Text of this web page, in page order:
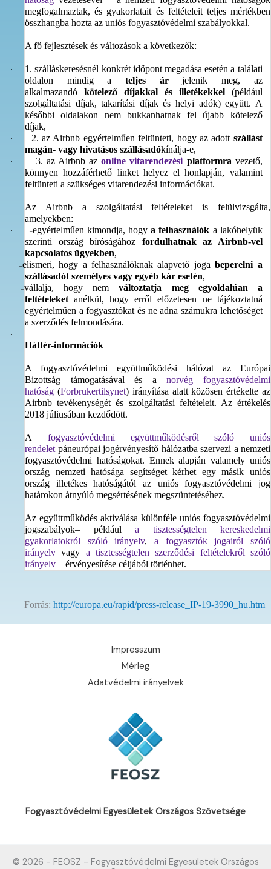
megfogalmaztak, és gyakorlatait és feltételeit teljes mértékben
összhangba hozta az uniós fogyasztóvédelmi szabályokkal.
A fő fejlesztések és változások a következők:
·
1. szálláskeresésnél konkrét időpont megadása esetén a találati
oldalon mindig ateljes árjelenik meg, az
alkalmazandó kötelező díjakkal és illetékekkel (például
szolgáltatási díjak, takarítási díjak és helyi adók) együtt. A
későbbi oldalakon nem bukkanhatnak fel újabb kötelező
díjak,
· 2. az Airbnb egyértelműen feltünteti, hogy az adott szállást
magán- vagy hivatásos szállásadókínálja-e,
· 3. az Airbnb azonline vitarendezési platformra vezető,
könnyen hozzáférhető linket helyez el honlapján, valamint
feltünteti a szükséges vitarendezési információkat.
Az Airbnb a szolgáltatási feltételeket is felülvizsgálta,
amelyekben:
· –egyértelműen kimondja, hogya felhasználók a lakóhelyük
szerinti ország bíróságához fordulhatnak az Airbnb-vel
kapcsolatos ügyekben,
· –elismeri, hogy a felhasználóknak alapvető jogabeperelni a
szállásadót személyes vagy egyéb kár esetén,
· –vállalja, hogy nemváltoztatja meg egyoldalúan a
feltételeket anélkül, hogy erről előzetesen ne tájékoztatná
egyértelműen a fogyasztókat és ne adna számukra lehetőséget
a szerződés felmondására.
·
Háttér-információk
A fogyasztóvédelmi együttműködési hálózat az Európai
Bizottság támogatásával és anorvég fogyasztóvédelmi
hatóság (Forbrukertilsynet) irányítása alatt közösen értékelte az
Airbnb tevékenységét és szolgáltatási feltételeit. Az értékelés
2018 júliusában kezdődött.
A fogyasztóvédelmi együttműködésről szóló uniós
rendelet páneurópai jogérvényesítő hálózatba szervezi a nemzeti
fogyasztóvédelmi hatóságokat. Ennek alapján valamely uniós
ország nemzeti hatósága segítséget kérhet egy másik uniós
ország illetékes hatóságától az uniós fogyasztóvédelmi jog
határokon átnyúló megsértésének megszüntetéséhez.
Az együttműködés aktiválása különféle uniós fogyasztóvédelmi
jogszabályok– például a tisztességtelen kereskedelmi
gyakorlatokról szóló irányelv,a fogyasztók jogairól szóló
irányelv vagy a tisztességtelen szerződési feltételekről szóló
irányelv – érvényesítése céljából történhet.
Forrás: http://europa.eu/rapid/press-release_IP-19-3990_hu.htm
Impresszum
Mérleg
Adatvédelmi irányelvek
Fogyasztóvédelmi Egyesületek Országos Szövetsége
© 2026 - FEOSZ - Fogyasztóvédelmi Egyesületek Országos